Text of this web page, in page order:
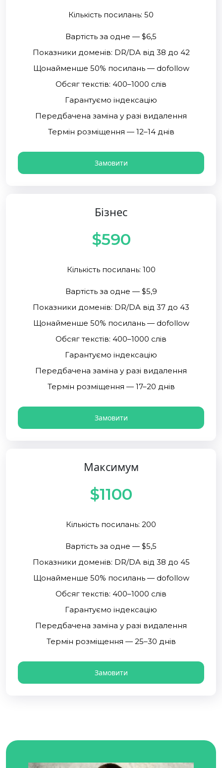
Кількість посилань: 50
Вартість за одне — $6,5
Показники доменів: DR/DA від 38 до 42
Щонайменше 50% посилань — dofollow
Обсяг текстів: 400–1000 слів
Гарантуємо індексацію
Передбачена заміна у разі видалення
Термін розміщення — 12–14 днів
Замовити
Бізнес
$590
Кількість посилань: 100
Вартість за одне — $5,9
Показники доменів: DR/DA від 37 до 43
Щонайменше 50% посилань — dofollow
Обсяг текстів: 400–1000 слів
Гарантуємо індексацію
Передбачена заміна у разі видалення
Термін розміщення — 17–20 днів
Замовити
Максимум
$1100
Кількість посилань: 200
Вартість за одне — $5,5
Показники доменів: DR/DA від 38 до 45
Щонайменше 50% посилань — dofollow
Обсяг текстів: 400–1000 слів
Гарантуємо індексацію
Передбачена заміна у разі видалення
Термін розміщення — 25–30 днів
Замовити